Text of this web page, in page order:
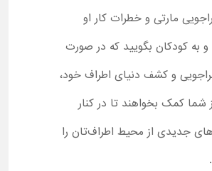
مارتی و خطرات کار او
به کودکان بگویید که در صورت
و کشف دنیای اطراف خود،
شما کمک بخواهند تا در کنار
جدیدی از محیط اطراف‌تان را